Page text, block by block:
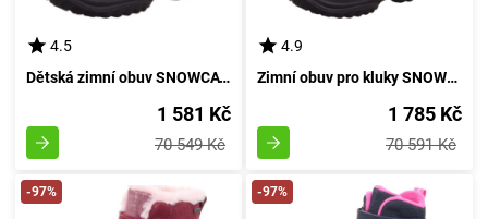
4.5
Dětská zimní obuv SNOWCAT GTX, Superfit, 1-000022-0010, odstín olivově zelený - velikost 35
1 581 Kč
70 549 Kč
4.9
Zimní obuv pro kluky SNOWCAT GTX, Superfit, 1-000023-0000, modře - velikost 34
1 785 Kč
70 591 Kč
-97% -97%